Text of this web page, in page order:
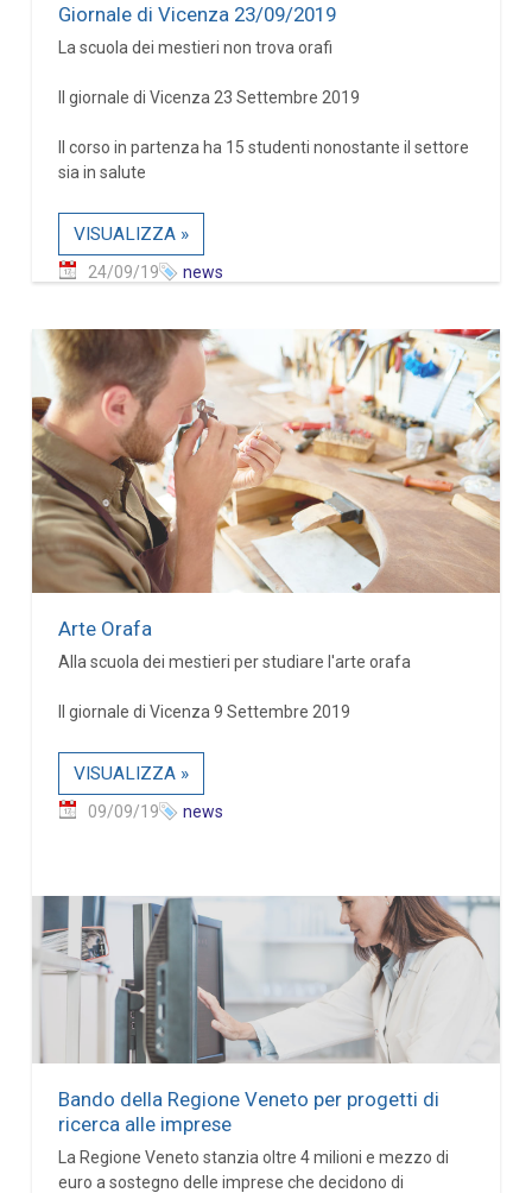
Giornale di Vicenza 23/09/2019
La scuola dei mestieri non trova orafi
Il giornale di Vicenza 23 Settembre 2019
Il corso in partenza ha 15 studenti nonostante il settore
sia in salute
VISUALIZZA »
24/09/19 news
Arte Orafa
Alla scuola dei mestieri per studiare l'arte orafa
Il giornale di Vicenza 9 Settembre 2019
VISUALIZZA »
09/09/19 news
Bando della Regione Veneto per progetti di
ricerca alle imprese
La Regione Veneto stanzia oltre 4 milioni e mezzo di
euro a sostegno delle imprese che decidono di